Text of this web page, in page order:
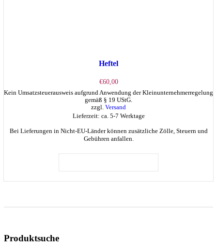
Heftel
€60,00
Kein Umsatzsteuerausweis aufgrund Anwendung der Kleinunternehmerregelung
gemäß § 19 UStG.
zzgl. Versand
Lieferzeit: ca. 5-7 Werktage
Bei Lieferungen in Nicht-EU-Länder können zusätzliche Zölle, Steuern und
Gebühren anfallen.
Dieses
weist
mehrere
Die
Produktsuche